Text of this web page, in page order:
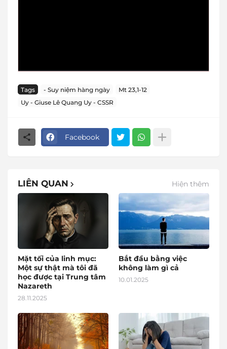
Tags - Suy niệm hàng ngày
Mt 23,1-12
Uy - Giuse Lê Quang Uy - CSSR
Facebook
LIÊN QUAN Hiện thêm
Mặt tối của linh mục:
Một sự thật mà tôi đã
học được tại Trung tâm
Nazareth
28.11.2025
Bắt đầu bằng việc
không làm gì cả
10.01.2025